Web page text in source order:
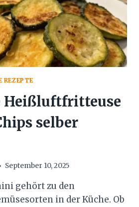
REZEPTE
Heißluftfritteuse
selber
September 10, 2025
gehört zu den
in der Küche. Ob